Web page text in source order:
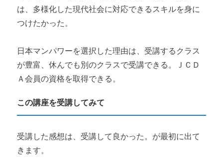
は、多様化した現代社会に対応できるスキルを身に
つけたかった。
日本マンパワーを選択した理由は、受講するクラス
が豊富、休んでも別のクラスで受講できる。ＪＣＤ
Ａ会員の資格を取得できる。
この講座を受講してみて
受講した感想は、受講して良かった。が最初に出て
きます。